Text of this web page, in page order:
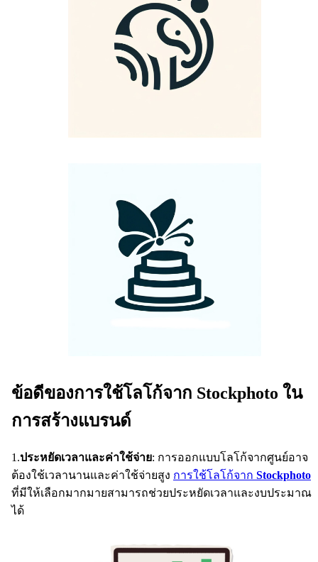
ข้อดีของการใช้โลโก้จาก Stockphoto ใน
การสร้างแบรนด์
1.ประหยัดเวลาและค่าใช้จ่าย: การออกแบบโลโก้จากศูนย์อาจ
ต้องใช้เวลานานและค่าใช้จ่ายสูง การใช้โลโก้จาก Stockphoto
ที่มีให้เลือกมากมายสามารถช่วยประหยัดเวลาและงบประมาณ
ได้